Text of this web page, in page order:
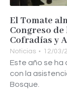
El Tomate
Congreso
Cofradías y
Noticias 12/03/
Este año se ha
con la
Bosque.